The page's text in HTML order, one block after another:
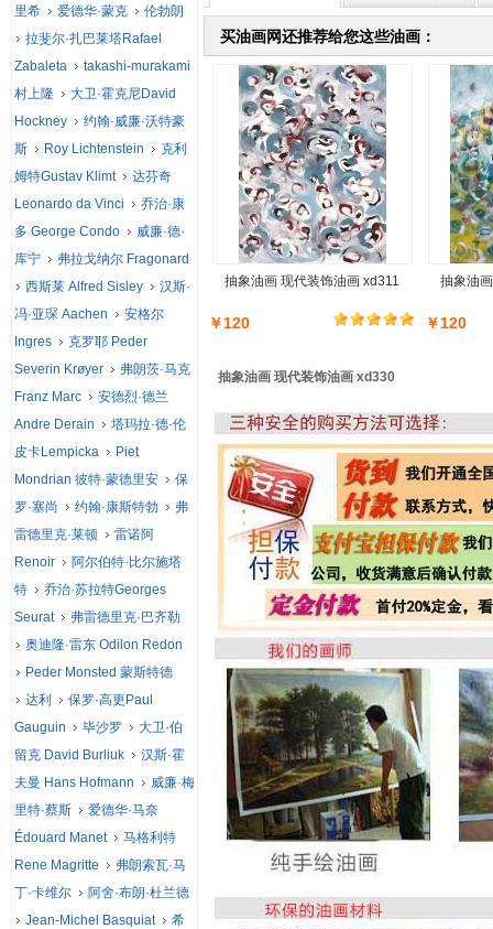
买油画网还推荐给您这些油画：
抽象油画 现代装饰油画 xd311
￥120
抽象油
￥120
抽象油画 现代装饰油画 xd330
里希
爱德华·蒙克
伦勃朗
拉斐尔·扎巴莱塔Rafael
Zabaleta
takashi-murakami
村上隆
大卫·霍克尼David
Hockney
约翰·威廉·沃特豪
斯
Roy Lichtenstein
克利
姆特Gustav Klimt
达芬奇
Leonardo da Vinci
乔治·康
多 George Condo
威廉·德·
库宁
弗拉戈纳尔 Fragonard
西斯莱 Alfred Sisley
汉斯·
冯·亚琛 Aachen
安格尔
Ingres
克罗耶 Peder
Severin Krøyer
弗朗茨·马克
Franz Marc
安德烈·德兰
Andre Derain
塔玛拉·德·伦
皮卡Lempicka
Piet
Mondrian 彼特·蒙德里安
保
罗·塞尚
约翰·康斯特勃
弗
雷德里克·莱顿
雷诺阿
Renoir
阿尔伯特·比尔施塔
特
乔治·苏拉特Georges
Seurat
弗雷德里克·巴齐勒
奥迪隆·雷东 Odilon Redon
Peder Monsted 蒙斯特德
达利
保罗·高更Paul
Gauguin
毕沙罗
大卫·伯
留克 David Burliuk
汉斯·霍
夫曼 Hans Hofmann
威廉·梅
里特·蔡斯
爱德华·马奈
Édouard Manet
马格利特
Rene Magritte
弗朗索瓦·马
丁·卡维尔
阿舍·布朗·杜兰德
Jean-Michel Basquiat
希